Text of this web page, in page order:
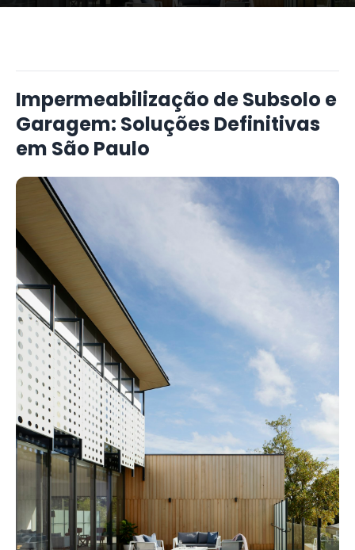
Impermeabilização de Subsolo e
Garagem: Soluções Definitivas
em São Paulo